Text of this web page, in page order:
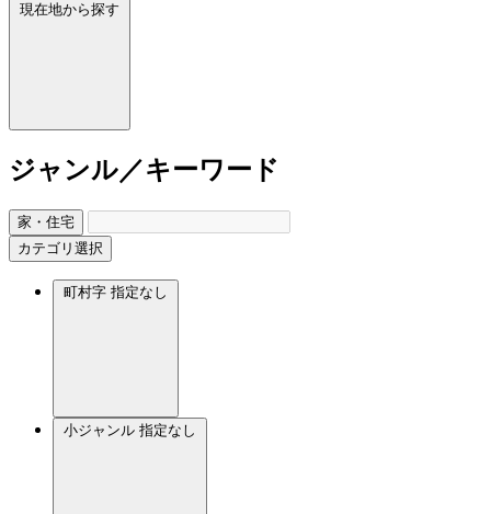
現在地から探す
ジャンル／キーワード
家・住宅
カテゴリ選択
町村字 指定なし
小ジャンル 指定なし